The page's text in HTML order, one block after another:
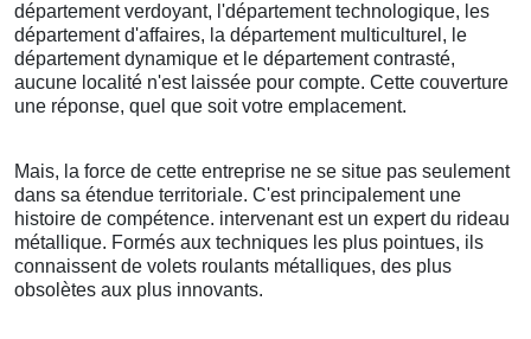
département verdoyant, l'département technologique, les
département d'affaires, la département multiculturel, le
département dynamique et le département contrasté,
aucune localité n'est laissée pour compte. Cette couverture
une réponse, quel que soit votre emplacement.
Mais, la force de cette entreprise ne se situe pas seulement
dans sa étendue territoriale. C'est principalement une
histoire de compétence. intervenant est un expert du rideau
métallique. Formés aux techniques les plus pointues, ils
connaissent de volets roulants métalliques, des plus
obsolètes aux plus innovants.